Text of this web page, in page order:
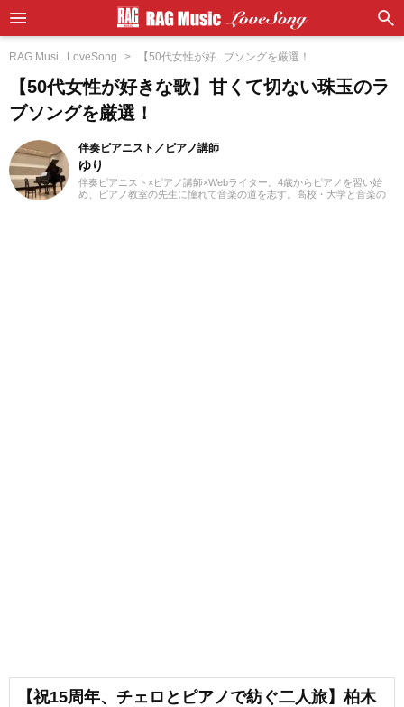
RAG Musi...LoveSong 【50代女性が好...ブソングを厳選！
【50代女性が好きな歌】甘くて切ない珠玉のラ
ブソングを厳選！
伴奏ピアニスト／ピアノ講師
ゆり
伴奏ピアニスト×ピアノ講師×Webライター。4歳からピアノを習い始
め、ピアノ教室の先生に憧れて音楽の道を志す。高校・大学と音楽の
【祝15周年、チェロとピアノで紡ぐ二人旅】柏木